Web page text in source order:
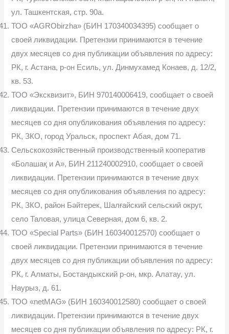
ул. Ташкентская, стр. 90а.
ТОО «AGRObirzha» (БИН 170340034395) сообщает о
своей ликвидации. Претензии принимаются в течение
двух месяцев со дня публикации объявления по адресу:
РК, г. Астана, р-он Есиль, ул. Динмухамед Конаев, д. 12/2,
кв. 53.
ТОО «Эксквизит», БИН 970140006419, сообщает о своей
ликвидации. Претензии принимаются в течение двух
месяцев со дня опубликования объявления по адресу:
РК, ЗКО, город Уральск, проспект Абая, дом 71.
Сельскохозяйственный производственный кооператив
«Болашақ и А», БИН 211240002910, сообщает о своей
ликвидации. Претензии принимаются в течение двух
месяцев со дня опубликования объявления по адресу:
РК, ЗКО, район Бәйтерек, Шалғайский сельский округ,
село Таловая, улица Северная, дом 6, кв. 2.
ТОО «Special Parts» (БИН 160340012570) сообщает о
своей ликвидации. Претензии принимаются в течение
двух месяцев со дня публикации объявления по адресу:
РК, г. Алматы, Бостандыкский р-он, мкр. Алатау, ул.
Наурыз, д. 61.
ТОО «netMAG» (БИН 160340012580) сообщает о своей
ликвидации. Претензии принимаются в течение двух
месяцев со дня публикации объявления по адресу: РК, г.